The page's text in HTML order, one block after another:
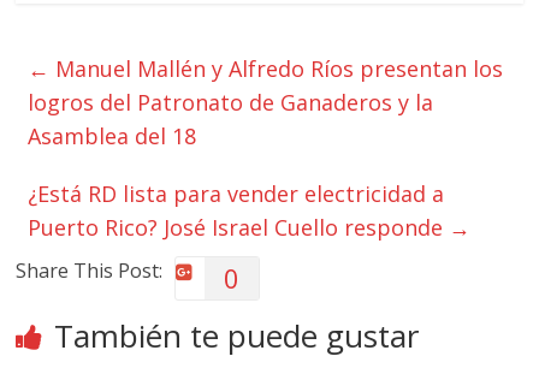
← Manuel Mallén y Alfredo Ríos presentan los
logros del Patronato de Ganaderos y la
Asamblea del 18
¿Está RD lista para vender electricidad a
Puerto Rico? José Israel Cuello responde →
Share This Post: 0
También te puede gustar